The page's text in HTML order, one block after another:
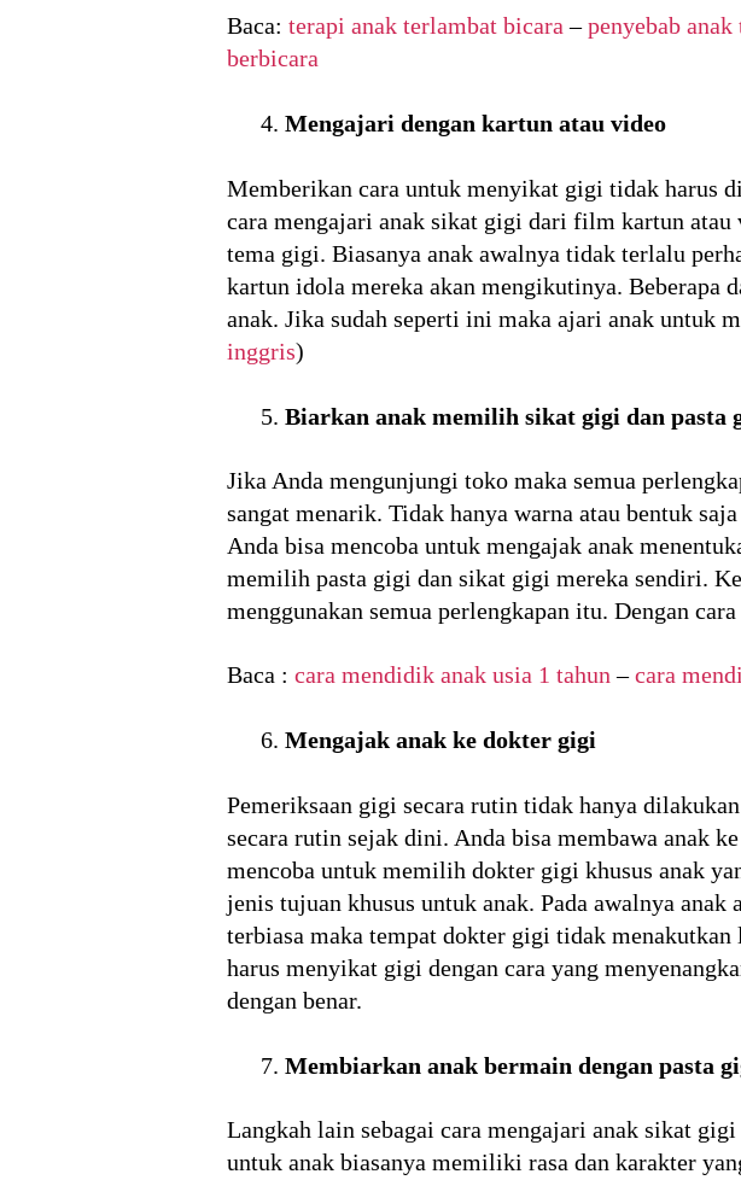
Baca: terapi anak terlambat bicara –penyebab
berbicara
Mengajari dengan kartun atau video
Memberikan cara untuk menyikat gigi tidak harus
cara mengajari anak sikat gigi dari film kartun
tema gigi. Biasanya anak awalnya tidak terlalu
kartun idola mereka akan mengikutinya. Beberapa
anak. Jika sudah seperti ini maka ajari anak untuk
inggris)
Biarkan anak memilih sikat gigi dan pasta
Jika Anda mengunjungi toko maka semua
sangat menarik. Tidak hanya warna atau bentuk
Anda bisa mencoba untuk mengajak anak
memilih pasta gigi dan sikat gigi mereka sendiri.
menggunakan semua perlengkapan itu. Dengan
Baca : cara mendidik anak usia 1 tahun –cara
Mengajak anak ke dokter gigi
Pemeriksaan gigi secara rutin tidak hanya
secara rutin sejak dini. Anda bisa membawa anak
mencoba untuk memilih dokter gigi khusus anak
jenis tujuan khusus untuk anak. Pada awalnya
terbiasa maka tempat dokter gigi tidak
harus menyikat gigi dengan cara yang
dengan benar.
Membiarkan anak bermain dengan pasta
Langkah lain sebagai cara mengajari anak sikat
untuk anak biasanya memiliki rasa dan karakter